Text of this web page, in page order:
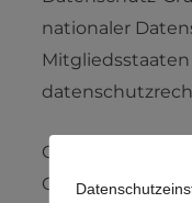
nationaler
Glouftsi & Sarakini.
Olga Glouftsi